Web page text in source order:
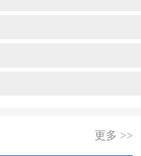
更多 >>